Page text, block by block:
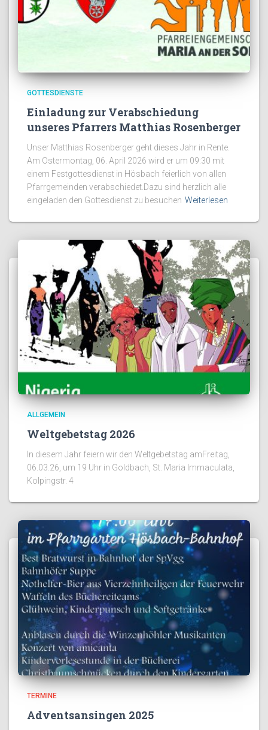
GOTTESDIENSTE
Einladung zur Verabschiedung
unseres Pfarrers Matthias Rosenberger
Unser Matthias Rosenberger geht dieses Jahr in Rente.
Am Ostermontag, 06. April 2026 wird er um 09:30 mit
einem Festgottesdienst in Hösbach feierlich von allen
Pfarrgemeinden verabschiedet.Dazu sind herzlich alle
eingeladen den Gottesdienst zu besuchen Weiterlesen
ALLGEMEIN
Weltgebetstag 2026
In diesem Jahr feiern wir den Weltgebetstag amFreitag,
06.03.26, um 19 Uhr in Goldbach, St. Maria Immaculata,
Kolpingstr. 4
TERMINE
Adventsansingen 2025